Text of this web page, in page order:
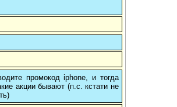
промокод iphone, и тогда
акции бывают (п.с. кстати не